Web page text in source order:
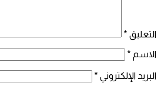
التعليق *
الاسم *
البريد الإلكتروني *